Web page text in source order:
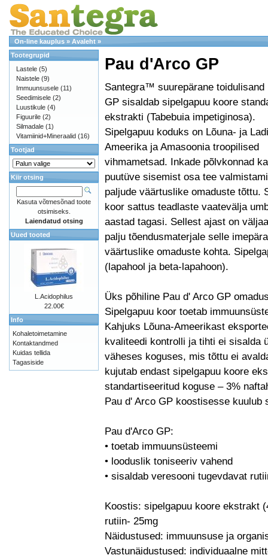
On-line kauplus » Avaleht »
Pau d'Arco GP
Santegra™ suurepärane toidulisand
GP sisaldab sipelgapuu koore
ekstrakti (Tabebuia impetiginosa).
Sipelgapuu koduks on Lõuna- ja
Ameerika ja Amasoonia troopilised
vihmametsad. Inkade põlvkonnad
puutüve sisemist osa tee
paljude väärtuslike omaduste tõttu.
koor sattus teadlaste vaatevälja
aastad tagasi. Sellest ajast on
palju tõendusmaterjale selle
väärtuslike omaduste kohta.
(lapahool ja beta-lapahoon).
Üks põhiline Pau d' Arco GP
Sipelgapuu koor toetab
Kahjuks Lõuna-Ameerikast
kvaliteedi kontrolli ja tihti ei sisalda
väheses koguses, mis tõttu ei
kujutab endast sipelgapuu koore
standartiseeritud koguse – 3%
Pau d' Arco GP koostisesse
Pau d'Arco GP:
• toetab immuunsüsteemi
• looduslik toniseeriv vahend
• sisaldab veresooni tugevdavat
Koostis: sipelgapuu koore ekstrakt
rutiin- 25mg
Näidustused: immuunsuse ja
Vastunäidustused: individuaalne
Tootegrupid
Lastele (5)
Naistele (9)
Immuunsusele (11)
Seedimisele (2)
Luustikule (4)
Figuurile (2)
Silmadale (1)
Vitamiinid+Mineraalid (16)
Tootjad
Kiir otsing
Kasuta võtmesõnad toote
otsimiseks.
Laiendatud otsing
Uued tooted
L.Acidophilus
22.00€
Info
Kohaletoimetamine
Kontaktandmed
Kuidas tellida
Tagasiside